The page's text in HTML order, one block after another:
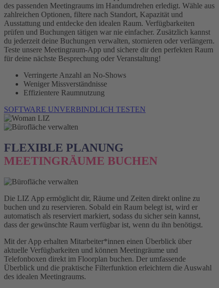
des passenden Meetingraums im Handumdrehen erledigt. Wähle aus
zahlreichen Optionen, filtere nach Standort, Kapazität und
Ausstattung und entdecke den idealen Raum. Verfügbarkeiten
prüfen und Buchungen tätigen war nie einfacher. Zusätzlich kannst
du jederzeit deine Buchungen verwalten, stornieren oder verlängern.
Teste unsere Meetingraum-App und sichere dir den perfekten Raum
für deine nächste Besprechung oder Veranstaltung!
Verringerte Anzahl an No-Shows
Weniger Missverständnisse
Effizientere Raumnutzung
SOFTWARE UNVERBINDLICH TESTEN
FLEXIBLE PLANUNG
MEETINGRÄUME BUCHEN
Die LIZ App ermöglicht dir, Räume und Zeiten direkt online zu
buchen und zu reservieren. Sobald ein Raum belegt ist, wird er
automatisch als reserviert markiert, sodass du sicher sein kannst,
dass der gewünschte Raum verfügbar ist, wenn du ihn benötigst.
Mit der App erhalten Mitarbeiter*innen einen Überblick über
aktuelle Verfügbarkeiten und können Meetingräume und
Telefonboxen direkt im Floorplan buchen. Der umfassende
Überblick und die praktische Filterfunktion erleichtern die Auswahl
des idealen Meetingraums.